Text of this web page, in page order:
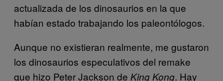
actualizada de los dinosaurios en la que
habían estado trabajando los paleontólogos.
Aunque no existieran realmente, me gustaron
los dinosaurios especulativos del remake
que hizo Peter Jackson de King Kong. Hay